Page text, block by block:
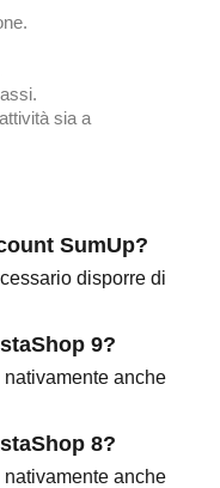
sia a
SumUp?
disporre di
9?
anche
8?
anche